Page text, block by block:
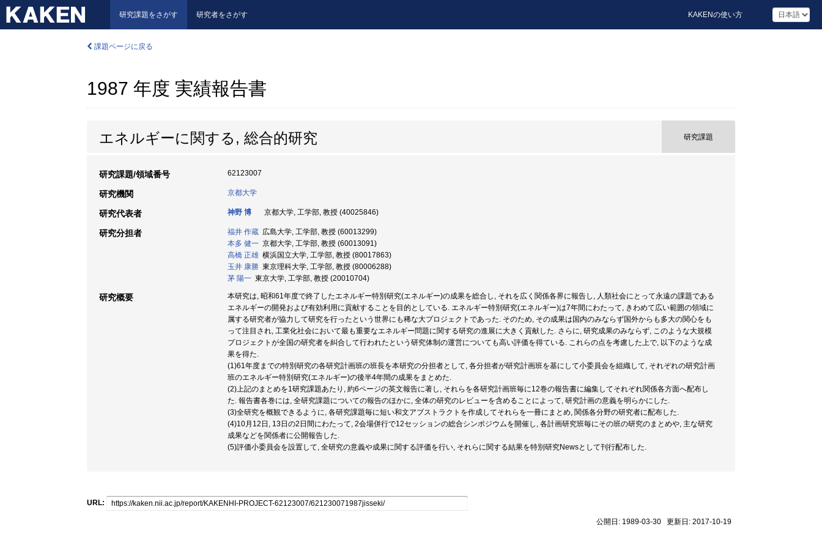
研究課題をさがす 研究者をさがす KAKENの使い方
課題ページに戻る
1987 年度 実績報告書
エネルギーに関する, 総合的研究 研究課題
研究課題/領域番号 62123007
研究機関 京都大学
研究代表者 神野 博 京都大学, 工学部, 教授 (40025846)
研究分担者 福井 作蔵 広島大学, 工学部, 教授 (60013299)
本多 健一 京都大学, 工学部, 教授 (60013091)
高橋 正雄 横浜国立大学, 工学部, 教授 (80017863)
玉井 康勝 東京理科大学, 工学部, 教授 (80006288)
茅 陽一 東京大学, 工学部, 教授 (20010704)
研究概要
本研究は, 昭和61年度で終了したエネルギー特別研究(エネルギー)の成果を総合し, それを広く関係各界に報告し, 人類社会にとって永遠の課題である
エネルギーの開発および有効利用に貢献することを目的としている. エネルギー特別研究(エネルギー)は7年間にわたって, きわめて広い範囲の領域に
属する研究者が協力して研究を行ったという世界にも稀な大プロジェクトであった. そのため, その成果は国内のみならず国外からも多大の関心をも
って注目され, 工業化社会において最も重要なエネルギー問題に関する研究の進展に大きく貢献した. さらに, 研究成果のみならず, このような大規模
プロジェクトが全国の研究者を糾合して行われたという研究体制の運営についても高い評価を得ている. これらの点を考慮した上で, 以下のような成
果を得た.
(1)61年度までの特別研究の各研究計画班の班長を本研究の分担者として, 各分担者が研究計画班を基にして小委員会を組織して, それぞれの研究計画
班のエネルギー特別研究(エネルギー)の後半4年間の成果をまとめた.
(2)上記のまとめを1研究課題あたり, 約6ページの英文報告に著し, それらを各研究計画班毎に12巻の報告書に編集してそれぞれ関係各方面へ配布し
た. 報告書各巻には, 全研究課題についての報告のほかに, 全体の研究のレビューを含めることによって, 研究計画の意義を明らかにした.
(3)全研究を概観できるように, 各研究課題毎に短い和文アブストラクトを作成してそれらを一冊にまとめ, 関係各分野の研究者に配布した.
(4)10月12日, 13日の2日間にわたって, 2会場併行で12セッションの総合シンポジウムを開催し, 各計画研究班毎にその班の研究のまとめや, 主な研究
成果などを関係者に公開報告した.
(5)評価小委員会を設置して, 全研究の意義や成果に関する評価を行い, それらに関する結果を特別研究Newsとして刊行配布した.
URL:
公開日: 1989-03-30 更新日: 2017-10-19